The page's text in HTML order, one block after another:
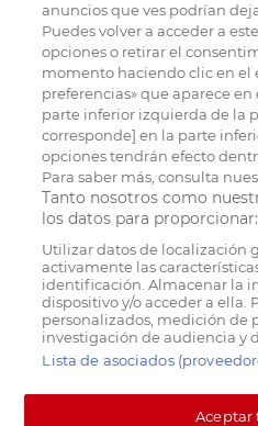
anuncios que ves podrían
Puedes volver a acceder a
opciones o retirar el
momento haciendo clic en el
preferencias» que aparece
parte inferior izquierda de la
corresponde] en la parte
opciones tendrán efecto
Para saber más, consulta
Tanto nosotros como
los datos para proporcionar:
Utilizar datos de localización
activamente las
identificación. Almacenar la
dispositivo y/o acceder a
personalizados, medición de
investigación de audiencia y
Lista de asociados
Aceptar